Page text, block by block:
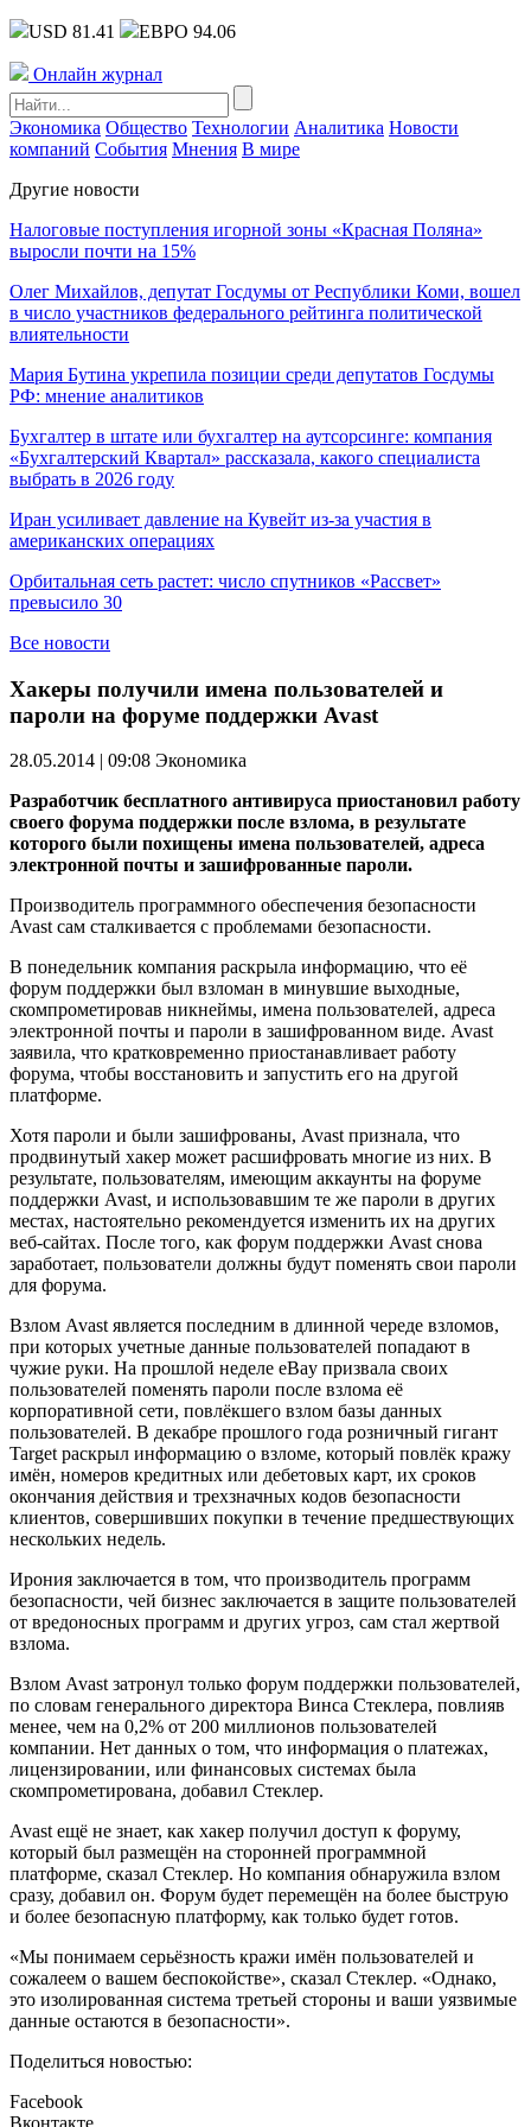
USD 81.41 ЕВРО 94.06
Онлайн журнал
Экономика Общество Технологии Аналитика Новости
компаний События Мнения В мире
Другие новости
Налоговые поступления игорной зоны «Красная Поляна»
выросли почти на 15%
Олег Михайлов, депутат Госдумы от Республики Коми, вошел
в число участников федерального рейтинга политической
влиятельности
Мария Бутина укрепила позиции среди депутатов Госдумы
РФ: мнение аналитиков
Бухгалтер в штате или бухгалтер на аутсорсинге: компания
«Бухгалтерский Квартал» рассказала, какого специалиста
выбрать в 2026 году
Иран усиливает давление на Кувейт из-за участия в
американских операциях
Орбитальная сеть растет: число спутников «Рассвет»
превысило 30
Все новости
Хакеры получили имена пользователей и
пароли на форуме поддержки Avast
28.05.2014 | 09:08 Экономика
Разработчик бесплатного антивируса приостановил работу
своего форума поддержки после взлома, в результате
которого были похищены имена пользователей, адреса
электронной почты и зашифрованные пароли.
Производитель программного обеспечения безопасности
Avast сам сталкивается с проблемами безопасности.
В понедельник компания раскрыла информацию, что её
форум поддержки был взломан в минувшие выходные,
скомпрометировав никнеймы, имена пользователей, адреса
электронной почты и пароли в зашифрованном виде. Avast
заявила, что кратковременно приостанавливает работу
форума, чтобы восстановить и запустить его на другой
платформе.
Хотя пароли и были зашифрованы, Avast признала, что
продвинутый хакер может расшифровать многие из них. В
результате, пользователям, имеющим аккаунты на форуме
поддержки Avast, и использовавшим те же пароли в других
местах, настоятельно рекомендуется изменить их на других
веб-сайтах. После того, как форум поддержки Avast снова
заработает, пользователи должны будут поменять свои пароли
для форума.
Взлом Avast является последним в длинной череде взломов,
при которых учетные данные пользователей попадают в
чужие руки. На прошлой неделе eBay призвала своих
пользователей поменять пароли после взлома её
корпоративной сети, повлёкшего взлом базы данных
пользователей. В декабре прошлого года розничный гигант
Target раскрыл информацию о взломе, который повлёк кражу
имён, номеров кредитных или дебетовых карт, их сроков
окончания действия и трехзначных кодов безопасности
клиентов, совершивших покупки в течение предшествующих
нескольких недель.
Ирония заключается в том, что производитель программ
безопасности, чей бизнес заключается в защите пользователей
от вредоносных программ и других угроз, сам стал жертвой
взлома.
Взлом Avast затронул только форум поддержки пользователей,
по словам генерального директора Винса Стеклера, повлияв
менее, чем на 0,2% от 200 миллионов пользователей
компании. Нет данных о том, что информация о платежах,
лицензировании, или финансовых системах была
скомпрометирована, добавил Стеклер.
Avast ещё не знает, как хакер получил доступ к форуму,
который был размещён на сторонней программной
платформе, сказал Стеклер. Но компания обнаружила взлом
сразу, добавил он. Форум будет перемещён на более быструю
и более безопасную платформу, как только будет готов.
«Мы понимаем серьёзность кражи имён пользователей и
сожалеем о вашем беспокойстве», сказал Стеклер. «Однако,
это изолированная система третьей стороны и ваши уязвимые
данные остаются в безопасности».
Поделиться новостью:
Facebook